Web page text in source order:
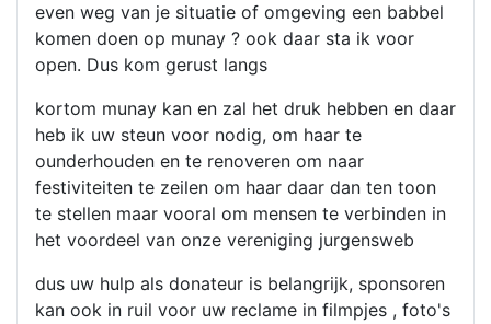
even weg van je situatie of omgeving een babbel
komen doen op munay ? ook daar sta ik voor
open. Dus kom gerust langs
kortom munay kan en zal het druk hebben en daar
heb ik uw steun voor nodig, om haar te
ounderhouden en te renoveren om naar
festiviteiten te zeilen om haar daar dan ten toon
te stellen maar vooral om mensen te verbinden in
het voordeel van onze vereniging jurgensweb
dus uw hulp als donateur is belangrijk, sponsoren
kan ook in ruil voor uw reclame in filmpjes , foto's